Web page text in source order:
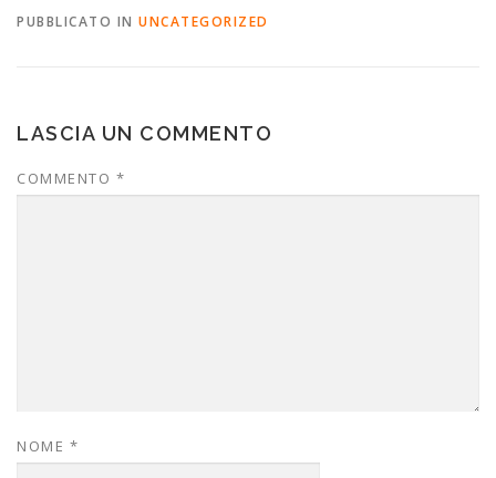
PUBBLICATO IN UNCATEGORIZED
LASCIA UN COMMENTO
COMMENTO *
NOME *